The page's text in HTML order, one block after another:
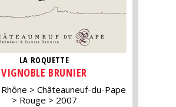
LA ROQUETTE
VIGNOBLE BRUNIER
Châteauneuf-du-Pape
Rouge
2007